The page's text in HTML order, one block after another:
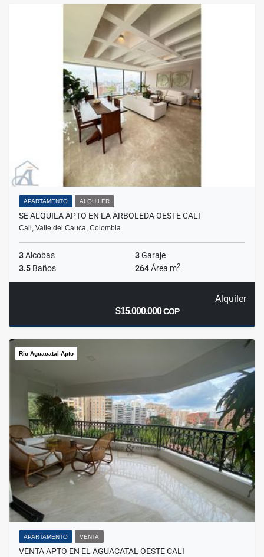
APARTAMENTO ALQUILER
SE ALQUILA APTO EN LA ARBOLEDA OESTE CALI
Cali, Valle del Cauca, Colombia
3Alcobas 3Garaje
3.5 Baños 264Área m2
Alquiler
$15.000.000COP
Rio Aguacatal Apto
APARTAMENTO VENTA
VENTA APTO EN EL AGUACATAL OESTE CALI